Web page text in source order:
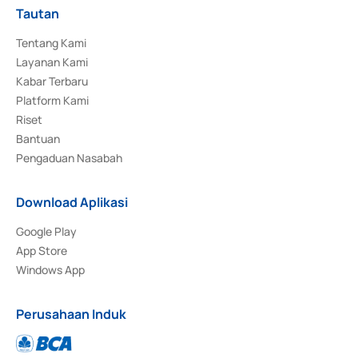
Tautan
Tentang Kami
Layanan Kami
Kabar Terbaru
Platform Kami
Riset
Bantuan
Pengaduan Nasabah
Download Aplikasi
Google Play
App Store
Windows App
Perusahaan Induk